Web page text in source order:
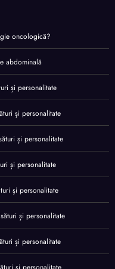
oncologică?
abdominală
și personalitate
și personalitate
și personalitate
și personalitate
și personalitate
și personalitate
și personalitate